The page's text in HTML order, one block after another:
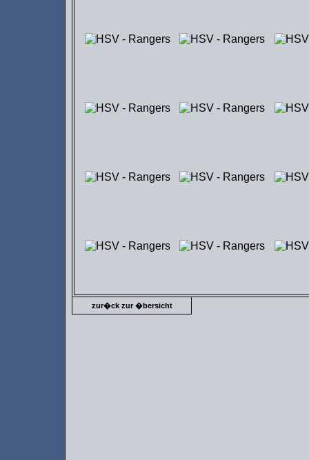
zur�ck zur �bersicht